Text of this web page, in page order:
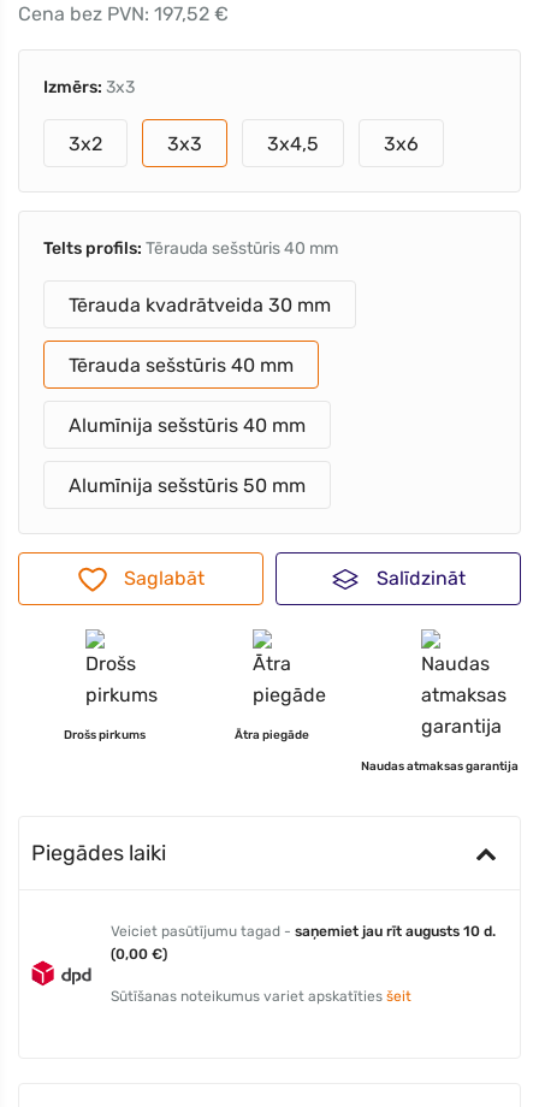
Cena bez PVN: 197,52 €
Izmērs: 3x3
3x2 3x3 3x4,5 3x6
Telts profils: Tērauda sešstūris 40 mm
Tērauda kvadrātveida 30 mm
Tērauda sešstūris 40 mm
Alumīnija sešstūris 40 mm
Alumīnija sešstūris 50 mm
Saglabāt Salīdzināt
Drošs pirkums Ātra piegāde
Naudas atmaksas garantija
Piegādes laiki
Veiciet pasūtījumu tagad - saņemiet jau rīt augusts 10 d.
(0,00 €)
Sūtīšanas noteikumus variet apskatīties šeit